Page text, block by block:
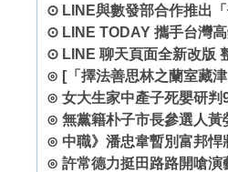
⊙ LINE與數發部合作推出
⊙ LINE TODAY 攜手台灣
⊙ LINE 聊天頁面全新改版
⊙ [「擇法善思林之蘭室藏
⊙ 女大生家中產子死嬰研判
⊙ 無黨籍朴子市長參選人
⊙ 中職》潘忠韋暫別富邦
⊙ 許常德力挺田路路開嗆演